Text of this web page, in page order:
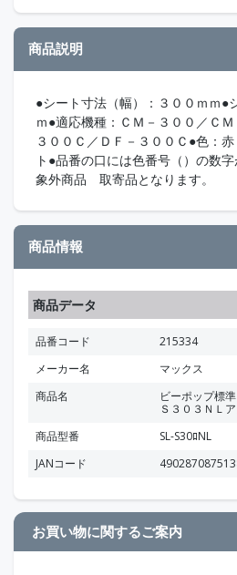
商品説明
●シート寸法（幅）：３００ｍｍ●
ｍ●適応機種：ＣＭ－３００／Ｃ
３００Ｃ／ＤＦ－３００Ｃ●色：
ト●品番の口には色番号（）の数
象外商品 取寄品となります。
商品情報
商品データ
品番コード
215334
メーカー名
マックス
商品名
ビーポップ標
Ｓ３０３ＮＬ
商品型番
SL-S30ﾛNL
JANコード
お買い物に関するご案内